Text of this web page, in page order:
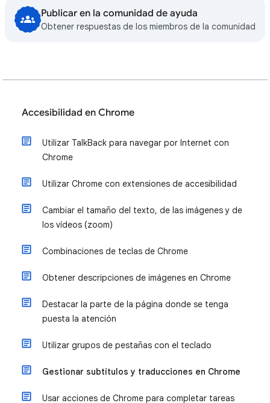
Publicar en la comunidad de ayuda
Obtener respuestas de los miembros de la comunidad
Accesibilidad en Chrome
Utilizar TalkBack para navegar por Internet con
Chrome
Utilizar Chrome con extensiones de accesibilidad
Cambiar el tamaño del texto, de las imágenes y de
los vídeos (zoom)
Combinaciones de teclas de Chrome
Obtener descripciones de imágenes en Chrome
Destacar la parte de la página donde se tenga
puesta la atención
Utilizar grupos de pestañas con el teclado
Gestionar subtítulos y traducciones en Chrome
Usar acciones de Chrome para completar tareas